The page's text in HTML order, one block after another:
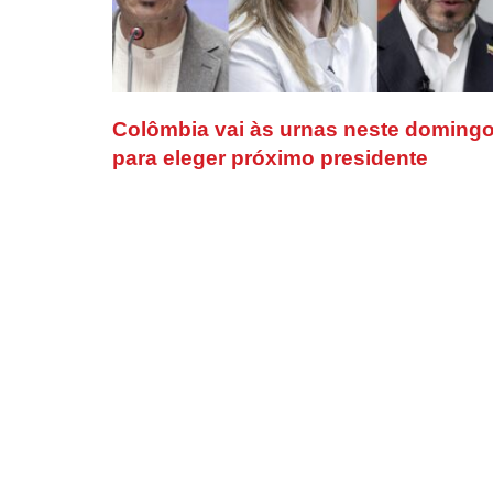
Colômbia vai às urnas neste
para eleger próximo presidente